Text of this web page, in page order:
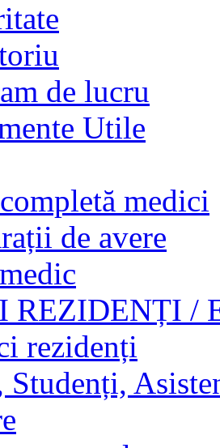
de lucru
Utile
medici
de avere
REZIDENȚI /
rezidenți
Studenți,